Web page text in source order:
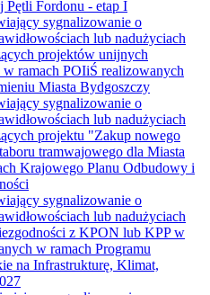
Pętli Fordonu - etap I
sygnalizowanie o
lub nadużyciach
projektów unijnych
w ramach POIiŚ realizowanych
Miasta Bydgoszczy
sygnalizowanie o
lub nadużyciach
projektu "Zakup nowego
tramwajowego dla Miasta
Krajowego Planu Odbudowy i
sygnalizowanie o
lub nadużyciach
z KPON lub KPP w
w ramach Programu
na Infrastrukturę, Klimat,